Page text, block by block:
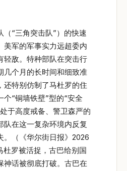
（“三角突击队”）的快速
美军的军事实力远超委内
轻敌。特种部队在突击行
几个月的长时间和细致准
还特别仿制了马杜罗的住
个“铜墙铁壁”型的“安全
于高度戒备、警卫森严的
队在这一复杂环境内反复
。（《华尔街日报》2026
杜罗被活捉，古巴给别国
神话被彻底打破。古巴在